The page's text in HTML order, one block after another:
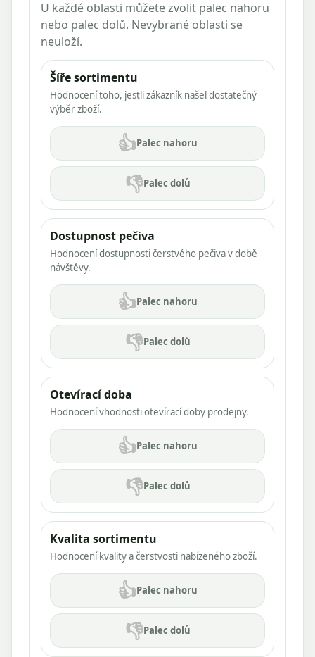
U každé oblasti můžete zvolit palec nahoru
nebo palec dolů. Nevybrané oblasti se
neuloží.
Šíře sortimentu
Hodnocení toho, jestli zákazník našel dostatečný
výběr zboží.
👍Palec nahoru
👎Palec dolů
Dostupnost pečiva
Hodnocení dostupnosti čerstvého pečiva v době
návštěvy.
👍Palec nahoru
👎Palec dolů
Otevírací doba
Hodnocení vhodnosti otevírací doby prodejny.
👍Palec nahoru
👎Palec dolů
Kvalita sortimentu
Hodnocení kvality a čerstvosti nabízeného zboží.
👍Palec nahoru
👎Palec dolů